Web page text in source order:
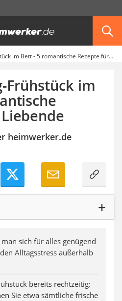
Valentinstag-Frühstück im Bett - 5 romantische Rezepte für Liebende
Frühstück im
heimwerker.de
sich für alles genügend
Alltagsstress außerhalb
bereits rechtzeitig:
Sie etwa sämtliche frische